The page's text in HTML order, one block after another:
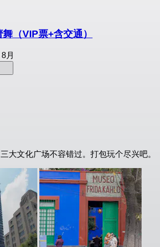
（VIP票+含交通）
月
大文化广场不容错过。打包玩个尽兴吧。